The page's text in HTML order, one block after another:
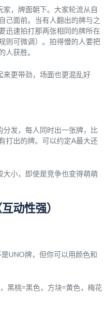
家，牌面朝下。大家轮流从自
己面前。当有人翻出的牌与之
迅速拍打那两张相同的牌所在
则可微调）。拍得慢的人要把
人获胜。
来更带劲，场面也更混乱好
分发，每人同时出一张牌，比
打出的牌。可以约定A最大还
大小，即使是竞争也变得萌萌
动性强）
UNO牌，但你可以用颜色和
黑桃=黑色，方块=黄色，梅花